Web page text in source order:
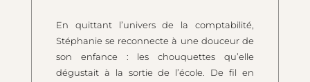
En quittant l’univers de la comptabilité,
Stéphanie se reconnecte à une douceur de
son enfance : les chouquettes qu’elle
dégustait à la sortie de l’école. De fil en